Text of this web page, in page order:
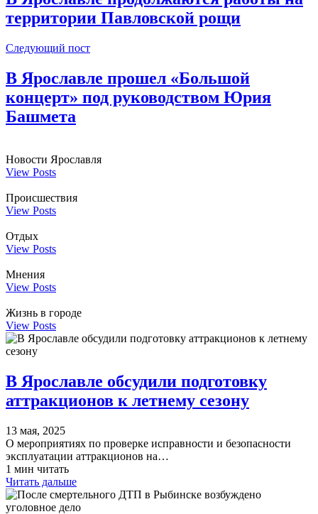
территории Павловской рощи
Следующий пост
В Ярославле прошел «Большой
концерт» под руководством Юрия
Башмета
Новости Ярославля
View Posts
Происшествия
View Posts
Отдых
View Posts
Мнения
View Posts
Жизнь в городе
View Posts
В Ярославле обсудили подготовку
аттракционов к летнему сезону
13 мая, 2025
О мероприятиях по проверке исправности и безопасности
эксплуатации аттракционов на…
1 мин читать
Читать дальше